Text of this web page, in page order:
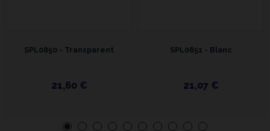
SPL0850 - Transparent
21,60 €
SPL0851 - Blanc
21,07 €